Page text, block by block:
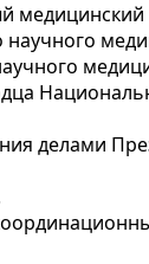
делами